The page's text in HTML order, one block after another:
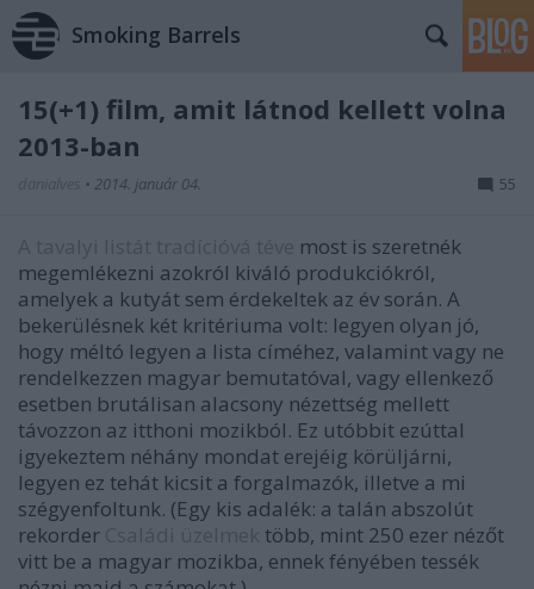
Smoking Barrels
15(+1) film, amit látnod kellett volna
2013-ban
• 2014. január 04. 55
most is szeretnék
megemlékezni azokról kiváló produkciókról,
amelyek a kutyát sem érdekeltek az év során. A
bekerülésnek két kritériuma volt: legyen olyan jó,
hogy méltó legyen a lista címéhez, valamint vagy ne
rendelkezzen magyar bemutatóval, vagy ellenkező
esetben brutálisan alacsony nézettség mellett
távozzon az itthoni mozikból. Ez utóbbit ezúttal
igyekeztem néhány mondat erejéig körüljárni,
legyen ez tehát kicsit a forgalmazók, illetve a mi
szégyenfoltunk. (Egy kis adalék: a talán abszolút
rekorder
több, mint 250 ezer nézőt
vitt be a magyar mozikba, ennek fényében tessék